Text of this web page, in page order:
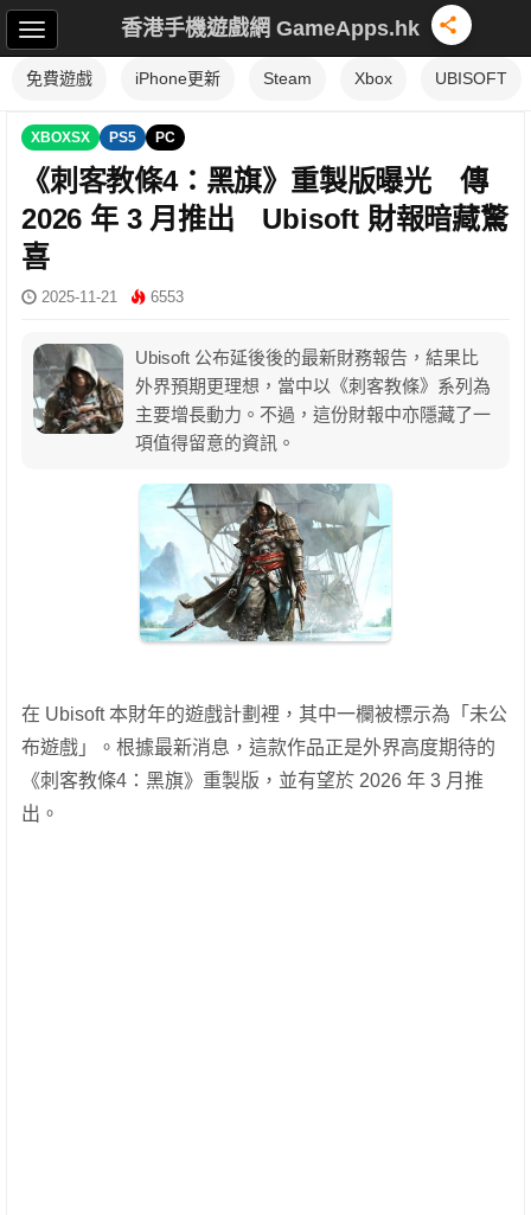
香港手機遊戲網 GameApps.hk
免費遊戲 iPhone更新 Steam Xbox UBISOFT
XBOXSX PS5 PC
《刺客教條4：黑旗》重製版曝光 傳
2026 年 3 月推出 Ubisoft 財報暗藏驚
喜
2025-11-21 6553
Ubisoft 公布延後後的最新財務報告，結果比
外界預期更理想，當中以《刺客教條》系列為
主要增長動力。不過，這份財報中亦隱藏了一
項值得留意的資訊。
在 Ubisoft 本財年的遊戲計劃裡，其中一欄被標示為「未公
布遊戲」。根據最新消息，這款作品正是外界高度期待的
《刺客教條4：黑旗》重製版，並有望於 2026 年 3 月推
出。